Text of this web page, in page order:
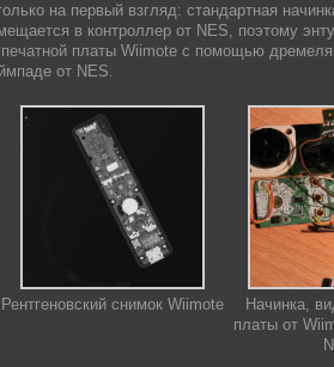
на первый взгляд: стандартная
в контроллер от NES, поэтому
платы Wiimote с помощью
от NES.
Рентгеновский снимок Wiimote
Начинка,
платы от